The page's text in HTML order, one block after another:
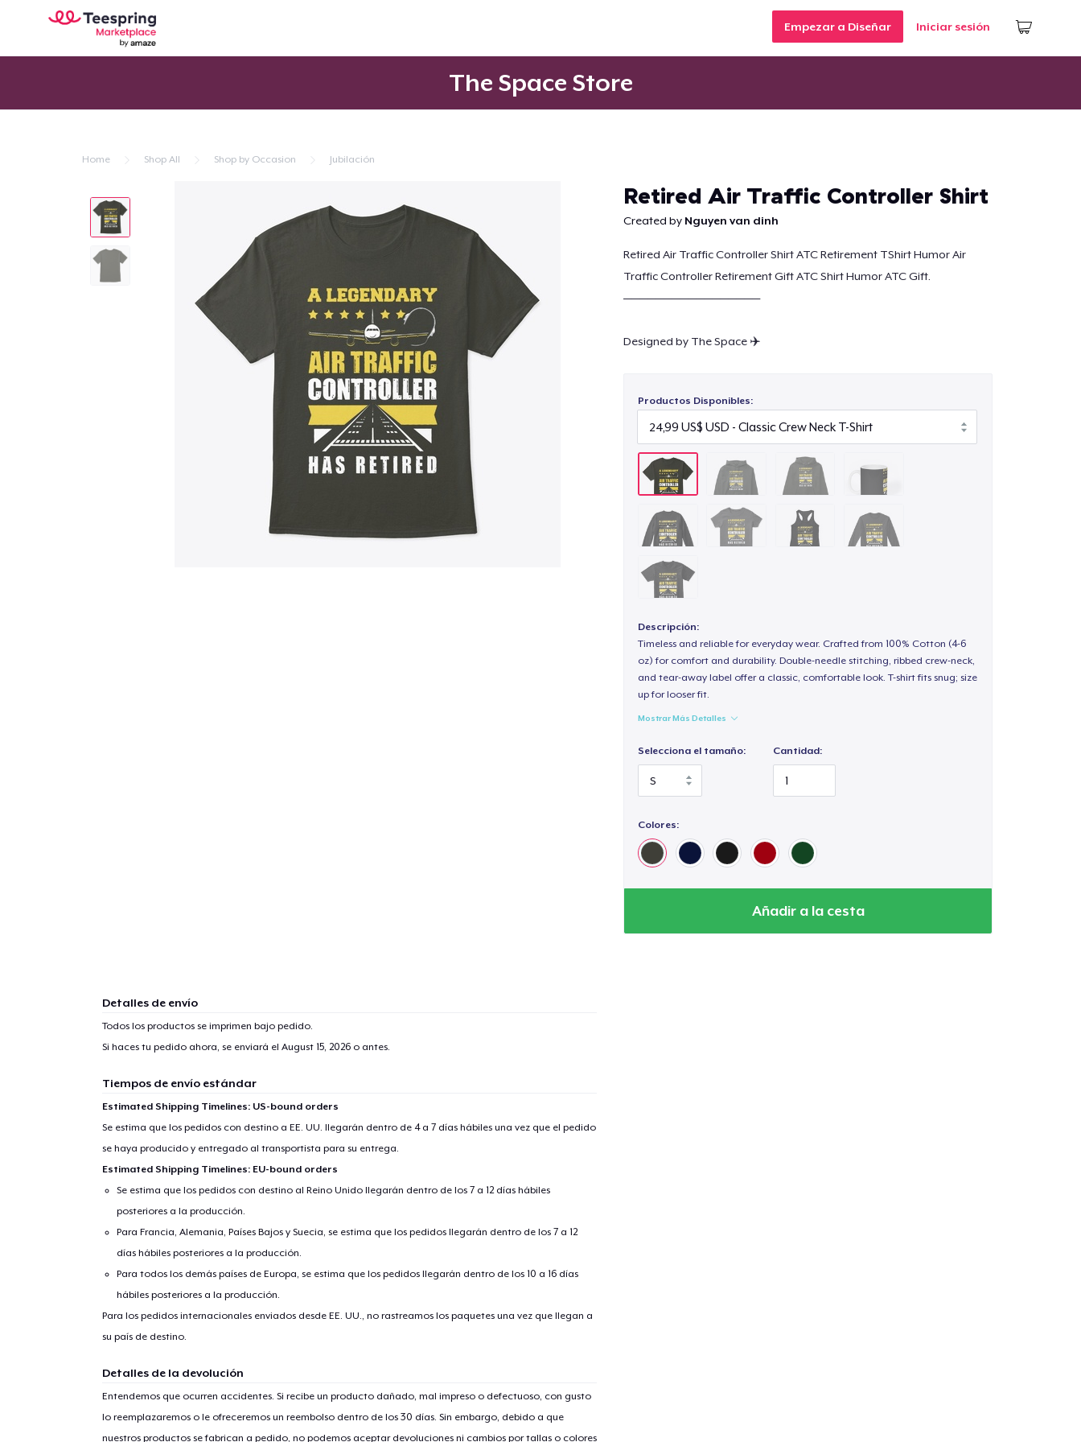
Empezar a Diseñar Iniciar sesión
The Space Store
Home Shop All Shop by Occasion Jubilación
Retired Air Traffic Controller Shirt
Created by Nguyen van dinh
Retired Air Traffic Controller Shirt ATC Retirement TShirt Humor Air
Traffic Controller Retirement Gift ATC Shirt Humor ATC Gift.
—————————————————
Designed by The Space ✈️
Productos Disponibles:
Descripción:
Timeless and reliable for everyday wear. Crafted from 100% Cotton (4-6
oz) for comfort and durability. Double-needle stitching, ribbed crew-neck,
and tear-away label offer a classic, comfortable look. T-shirt fits snug; size
up for looser fit.
Mostrar Más Detalles
Selecciona el tamaño: Cantidad:
Colores:
Añadir a la cesta
Detalles de envío
Todos los productos se imprimen bajo pedido.
Si haces tu pedido ahora, se enviará el August 15, 2026o antes.
Tiempos de envío estándar
Estimated Shipping Timelines: US-bound orders
Se estima que los pedidos con destino a EE. UU. llegarán dentro de 4 a 7 días hábiles una vez que el pedido
se haya producido y entregado al transportista para su entrega.
Estimated Shipping Timelines: EU-bound orders
Se estima que los pedidos con destino al Reino Unido llegarán dentro de los 7 a 12 días hábiles
posteriores a la producción.
Para Francia, Alemania, Países Bajos y Suecia, se estima que los pedidos llegarán dentro de los 7 a 12
días hábiles posteriores a la producción.
Para todos los demás países de Europa, se estima que los pedidos llegarán dentro de los 10 a 16 días
hábiles posteriores a la producción.
Para los pedidos internacionales enviados desde EE. UU., no rastreamos los paquetes una vez que llegan a
su país de destino.
Detalles de la devolución
Entendemos que ocurren accidentes. Si recibe un producto dañado, mal impreso o defectuoso, con gusto
lo reemplazaremos o le ofreceremos un reembolso dentro de los 30 días. Sin embargo, debido a que
nuestros productos se fabrican a pedido, no podemos aceptar devoluciones ni cambios por tallas o colores
1 artículo añadido al
Finalizar y pagar pedido